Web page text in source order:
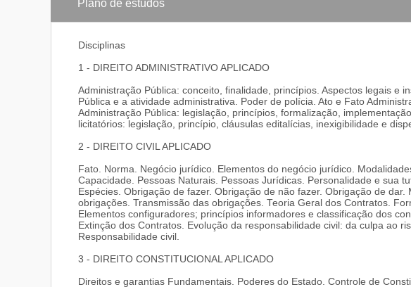
Plano de estudos
Disciplinas
1 - DIREITO ADMINISTRATIVO APLICADO
Administração Pública: conceito, finalidade, princípios. Aspectos legais e
Pública e a atividade administrativa. Poder de polícia. Ato e Fato
Administração Pública: legislação, princípios, formalização,
licitatórios: legislação, princípio, cláusulas editalícias, inexigibilidade e
2 - DIREITO CIVIL APLICADO
Fato. Norma. Negócio jurídico. Elementos do negócio jurídico.
Capacidade. Pessoas Naturais. Pessoas Jurídicas. Personalidade e sua
Espécies. Obrigação de fazer. Obrigação de não fazer. Obrigação de
obrigações. Transmissão das obrigações. Teoria Geral dos Contratos.
Elementos configuradores; princípios informadores e classificação dos
Extinção dos Contratos. Evolução da responsabilidade civil: da culpa ao
Responsabilidade civil.
3 - DIREITO CONSTITUCIONAL APLICADO
Direitos e garantias Fundamentais. Poderes do Estado. Controle de